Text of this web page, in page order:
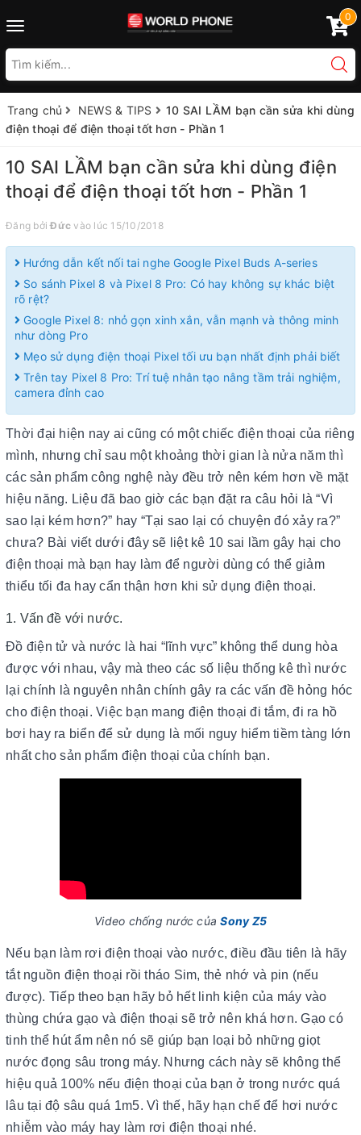
Toggle
0
Trang chủ NEWS & TIPS
10 SAI LẦM bạn cần sửa khi dùng
điện thoại để điện thoại tốt hơn - Phần 1
10 SAI LẦM bạn cần sửa khi dùng điện
thoại để điện thoại tốt hơn - Phần 1
Đăng bởiĐức vào lúc 15/10/2018
Hướng dẫn kết nối tai nghe Google Pixel Buds A-series
So sánh Pixel 8 và Pixel 8 Pro: Có hay không sự khác biệt
rõ rệt?
Google Pixel 8: nhỏ gọn xinh xắn, vẫn mạnh và thông minh
như dòng Pro
Mẹo sử dụng điện thoại Pixel tối ưu bạn nhất định phải biết
Trên tay Pixel 8 Pro: Trí tuệ nhân tạo nâng tầm trải nghiệm,
camera đỉnh cao
Thời đại hiện nay ai cũng có một chiếc điện thoại của riêng
mình, nhưng chỉ sau một khoảng thời gian là nửa năm thì
các sản phẩm công nghệ này đều trở nên kém hơn về mặt
hiệu năng. Liệu đã bao giờ các bạn đặt ra câu hỏi là “Vì
sao lại kém hơn?” hay “Tại sao lại có chuyện đó xảy ra?”
chưa? Bài viết dưới đây sẽ liệt kê 10 sai lầm gây hại cho
điện thoại mà bạn hay làm để người dùng có thể giảm
thiểu tối đa hay cẩn thận hơn khi sử dụng điện thoại.
1. Vấn đề với nước.
Đồ điện tử và nước là hai “lĩnh vực” không thể dung hòa
được với nhau, vậy mà theo các số liệu thống kê thì nước
lại chính là nguyên nhân chính gây ra các vấn đề hỏng hóc
cho điện thoại. Việc bạn mang điện thoại đi tắm, đi ra hồ
bơi hay ra biển để sử dụng là mối nguy hiểm tiềm tàng lớn
nhất cho sản phẩm điện thoại của chính bạn.
Video chống nước củaSony Z5
Nếu bạn làm rơi điện thoại vào nước, điều đầu tiên là hãy
tắt nguồn điện thoại rồi tháo Sim, thẻ nhớ và pin (nếu
được). Tiếp theo bạn hãy bỏ hết linh kiện của máy vào
thùng chứa gạo và điện thoại sẽ trở nên khá hơn. Gạo có
tinh thể hút ẩm nên nó sẽ giúp bạn loại bỏ những giọt
nước đọng sâu trong máy. Nhưng cách này sẽ không thể
hiệu quả 100% nếu điện thoại của bạn ở trong nước quá
lâu tại độ sâu quá 1m5. Vì thế, hãy hạn chế để hơi nước
nhiễm vào máy hay làm rơi điện thoại nhé.